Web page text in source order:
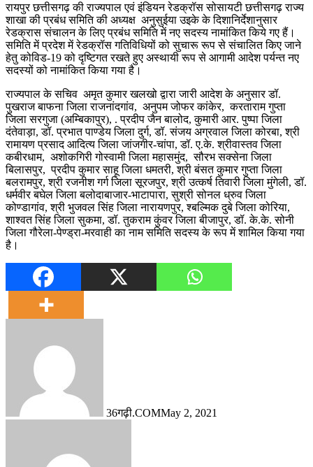
रायपुर छत्तीसगढ़ की राज्यपाल एवं इंडियन रेडक्रॉस सोसायटी छत्तीसगढ़ राज्य
शाखा की प्रबंध समिति की अध्यक्ष अनुसुईया उइके के दिशानिर्देशानुसार
रेडक्रास संचालन के लिए प्रबंध समिति में नए सदस्य नामांकित किये गए हैं।
समिति में प्रदेश में रेडक्रॉस गतिविधियों को सुचारू रूप से संचालित किए जाने
हेतु कोविड-19 को दृष्टिगत रखते हुए अस्थायी रूप से आगामी आदेश पर्यन्त नए
सदस्यों को नामांकित किया गया है।
राज्यपाल के सचिव अमृत कुमार खलखो द्वारा जारी आदेश के अनुसार डॉ.
पुखराज बाफना जिला राजनांदगांव, अनुपम जोफर कांकेर, करताराम गुप्ता
जिला सरगुजा (अम्बिकापुर), . प्रदीप जैन बालोद, कुमारी आर. पुष्पा जिला
दंतेवाड़ा, डॉ. प्रभात पाण्डेय जिला दुर्ग, डॉ. संजय अग्रवाल जिला कोरबा, श्री
रामायण प्रसाद आदित्य जिला जांजगीर-चांपा, डॉ. ए.के. श्रीवास्तव जिला
कबीरधाम, अशोकगिरी गोस्वामी जिला महासमुंद, सौरभ सक्सेना जिला
बिलासपुर, प्रदीप कुमार साहू जिला धमतरी, श्री बंसत कुमार गुप्ता जिला
बलरामपुर, श्री रजनीश गर्ग जिला सूरजपुर, श्री उत्कर्ष तिवारी जिला मुंगेली, डॉ.
धर्मवीर बघेल जिला बलोदाबाजार-भाटापारा, सुश्री सोनल ध्रुव जिला
कोण्डागांव, श्री भुजवल सिंह जिला नारायणपुर, श्बल्मिक दुबे जिला कोरिया,
शाश्वत सिंह जिला सुकमा, डॉ. तुकराम कुंवर जिला बीजापुर, डॉ. के.के. सोनी
जिला गौरेला-पेण्ड्रा-मरवाही का नाम समिति सदस्य के रूप में शामिल किया गया
है।
36गढ़ी.COMMay 2, 2021